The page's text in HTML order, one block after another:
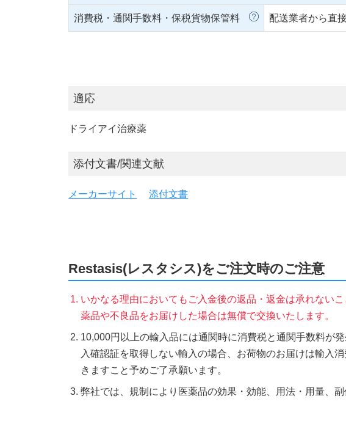
消費税・通関手数料・保税貨物保管料 配送業者から直
適応
ドライアイ治療薬
添付文書/関連文献
メーカーサイト 添付文書
Restasis(レスタシス)をご注文時のご注意
いかなる理由においてもご入金後の返品・返金は承れない
薬品や不良品をお届けした場合は無償で交換いたします。
10,000円以上の輸入品には通関時に消費税と通関手数料が
入確認証を取得しない輸入の場合、お荷物のお届けは輸入
きますこと予めご了承願います。
弊社では、規制により医薬品の効果・効能、用法・用量、